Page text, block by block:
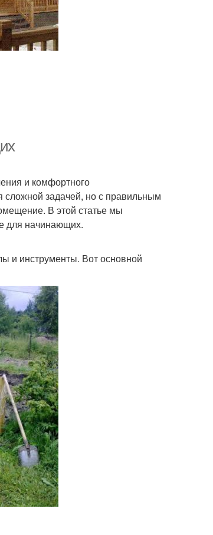
и комфортного
сложной задачей, но с правильным
В этой статье мы
для начинающих.
и инструменты. Вот основной